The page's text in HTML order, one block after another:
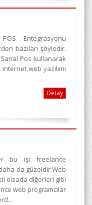
Entegrasyonu
bazıları şöyledir.
Sanal Pos kullanarak
web yazılımı
Detay
bu işi freelance
da güzeldir.Web
olsada diğerleri gibi
web programcılar